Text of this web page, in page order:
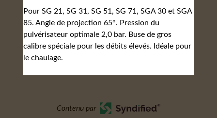
Pour SG 21, SG 31, SG 51, SG 71, SGA 30 et SGA
85. Angle de projection 65°. Pression du
pulvérisateur optimale 2,0 bar. Buse de gros
calibre spéciale pour les débits élevés. Idéale pour
le chaulage.
Contenu par